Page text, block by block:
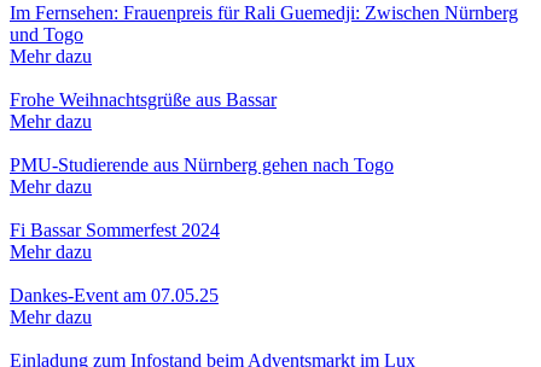
Im Fernsehen: Frauenpreis für Rali Guemedji: Zwischen Nürnberg
und Togo
Mehr dazu
Frohe Weihnachtsgrüße aus Bassar
Mehr dazu
PMU-Studierende aus Nürnberg gehen nach Togo
Mehr dazu
Fi Bassar Sommerfest 2024
Mehr dazu
Dankes-Event am 07.05.25
Mehr dazu
Einladung zum Infostand beim Adventsmarkt im Lux